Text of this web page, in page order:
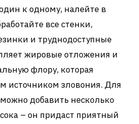
к одному, налейте в
все стенки,
и труднодоступные
жировые отложения и
флору, которая
источником зловония. Для
добавить несколько
– он придаст приятный